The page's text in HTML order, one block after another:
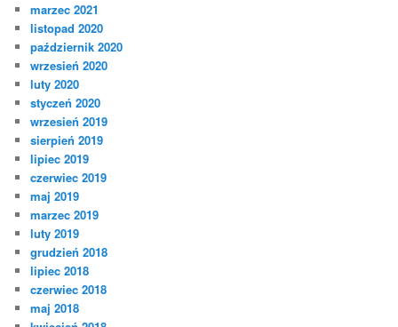
marzec 2021
listopad 2020
październik 2020
wrzesień 2020
luty 2020
styczeń 2020
wrzesień 2019
sierpień 2019
lipiec 2019
czerwiec 2019
maj 2019
marzec 2019
luty 2019
grudzień 2018
lipiec 2018
czerwiec 2018
maj 2018